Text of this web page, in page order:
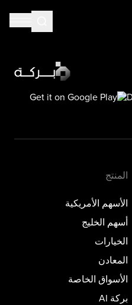
المنتج
الأسهم الأمريكية
أسهم الخليج
الخيارات
المعادن
الأسواق الخاصة
بركة AI